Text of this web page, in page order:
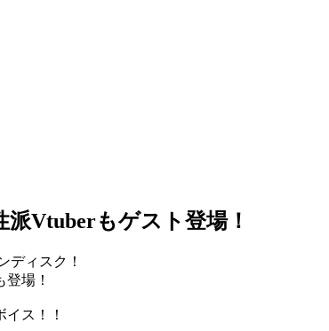
Vtuberもゲスト登場！
ディスク！
場！
ス！！